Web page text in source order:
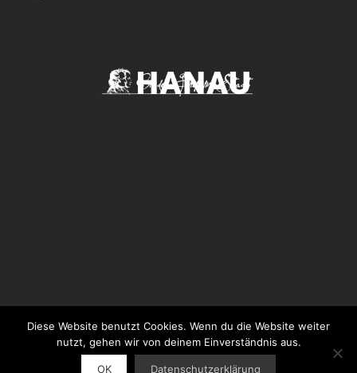
© 2026 Neue Philharmonie Frankfurt GmbH
Diese Website benutzt Cookies. Wenn du die Website weiter
nutzt, gehen wir von deinem Einverständnis aus.
OK Datenschutzerklärung